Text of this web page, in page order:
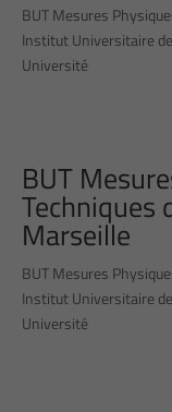
BUT Mesures
Institut Universitaire
Université
BUT
Techniques
Marseille
BUT Mesures
Institut Universitaire
Université